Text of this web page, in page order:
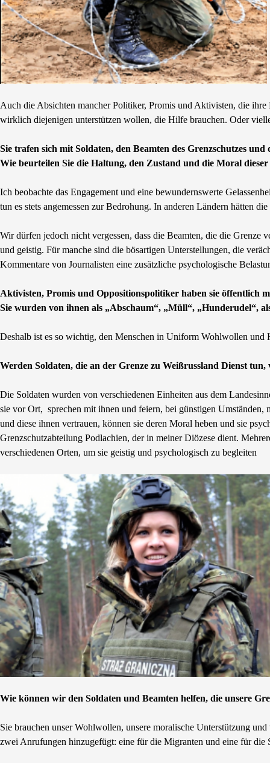
Auch die Absichten mancher Politiker, Promis und Aktivisten, die
wirklich diejenigen unterstützen wollen, die Hilfe brauchen. Oder
Sie trafen sich mit Soldaten, den Beamten des Grenzschutzes
Wie beurteilen Sie die Haltung, den Zustand und die Moral dieser
Ich beobachte das Engagement und eine bewundernswerte
tun es stets angemessen zur Bedrohung. In anderen Ländern hätten
Wir dürfen jedoch nicht vergessen, dass die Beamten, die die
und geistig. Für manche sind die bösartigen Unterstellungen, die
Kommentare von Journalisten eine zusätzliche psychologische
Aktivisten, Promis und Oppositionspolitiker haben sie öffentlich
Sie wurden von ihnen als „Abschaum“, „Müll“, „Hunderudel“,
Deshalb ist es so wichtig, den Menschen in Uniform Wohlwollen und
Werden Soldaten, die an der Grenze zu Weißrussland Dienst tun,
Die Soldaten wurden von verschiedenen Einheiten aus dem
sie vor Ort, sprechen mit ihnen und feiern, bei günstigen
und diese ihnen vertrauen, können sie deren Moral heben und sie
Grenzschutzabteilung Podlachien, der in meiner Diözese dient.
verschiedenen Orten, um sie geistig und psychologisch zu begleiten
Wie können wir den Soldaten und Beamten helfen, die unsere
Sie brauchen unser Wohlwollen, unsere moralische Unterstützung
zwei Anrufungen hinzugefügt: eine für die Migranten und eine für die